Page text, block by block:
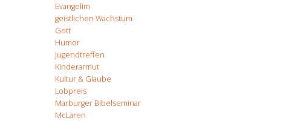
Evangelim
geistlichen Wachstum
Gott
Humor
Jugendtreffen
Kinderarmut
Kultur & Glaube
Lobpreis
Marburger Bibelseminar
McLaren